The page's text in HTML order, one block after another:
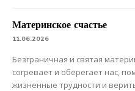
Материнское счастье
11.06.2026
Безграничная и святая
согревает и оберегает нас,
жизненные трудности и